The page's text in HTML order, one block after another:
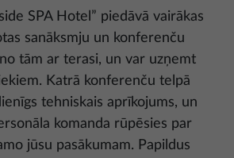
SPA Hotel” piedāvā vairākas
sanāksmju un konferenču
tām ar terasi, un var uzņemt
Katrā konferenču telpā
tehniskais aprīkojums, un
komanda rūpēsies par
jūsu pasākumam. Papildus